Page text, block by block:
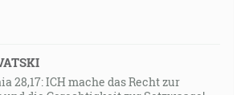
28,17: ICH mache das Recht zur